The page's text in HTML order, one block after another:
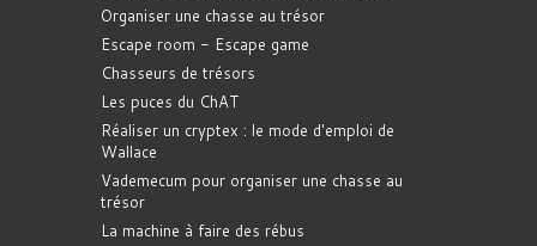
Organiser une chasse au trésor
Escape room - Escape game
Chasseurs de trésors
Les puces du ChAT
Réaliser un cryptex : le mode d'emploi de
Wallace
Vademecum pour organiser une chasse au
trésor
La machine à faire des rébus